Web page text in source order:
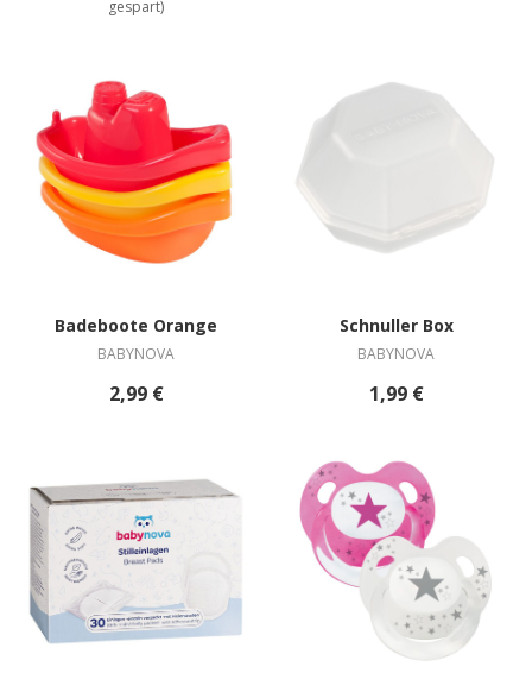
gespart)
Badeboote Orange
BABYNOVA
2,99 €
Schnuller Box
BABYNOVA
1,99 €